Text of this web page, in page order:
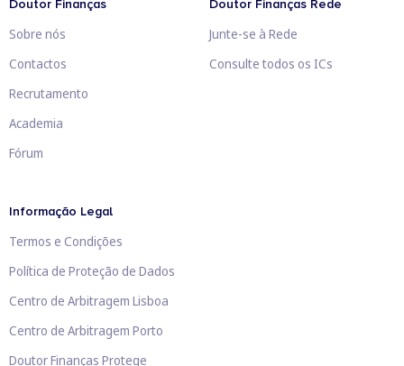
Doutor Finanças
Sobre nós
Contactos
Recrutamento
Academia
Fórum
Doutor Finanças Rede
Junte-se à Rede
Consulte todos os ICs
Informação Legal
Termos e Condições
Política de Proteção de Dados
Centro de Arbitragem Lisboa
Centro de Arbitragem Porto
Doutor Finanças Protege